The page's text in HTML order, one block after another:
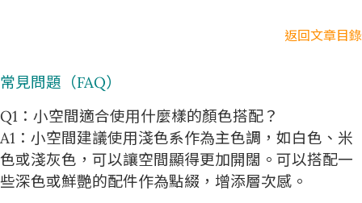
返回文章目錄
常見問題（FAQ）
Q1：小空間適合使用什麼樣的顏色搭配？
A1：小空間建議使用淺色系作為主色調，如白色、米
色或淺灰色，可以讓空間顯得更加開闊。可以搭配一
些深色或鮮艷的配件作為點綴，增添層次感。